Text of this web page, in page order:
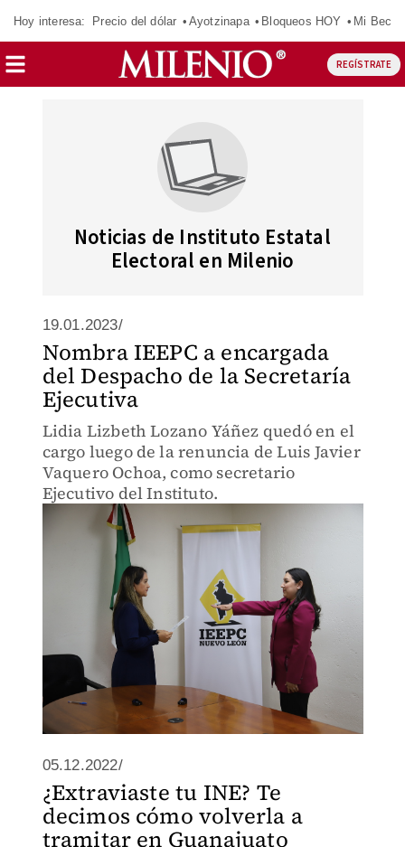
Hoy interesa: Precio del dólar Ayotzinapa Bloqueos HOY Mi Beca
REGÍSTRATE
Noticias de Instituto Estatal
Electoral en Milenio
19.01.2023/
Nombra IEEPC a encargada
del Despacho de la Secretaría
Ejecutiva
Lidia Lizbeth Lozano Yáñez quedó en el
cargo luego de la renuncia de Luis Javier
Vaquero Ochoa, como secretario
Ejecutivo del Instituto.
05.12.2022/
¿Extraviaste tu INE? Te
decimos cómo volverla a
tramitar en Guanajuato